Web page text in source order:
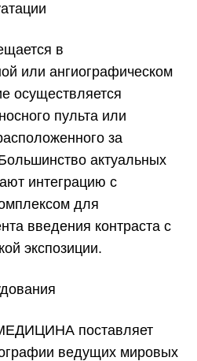
в
или ангиографическом
осуществляется
пульта или
за
актуальных
интеграцию с
для
введения контраста с
экспозиции.
поставляет
ведущих мировых